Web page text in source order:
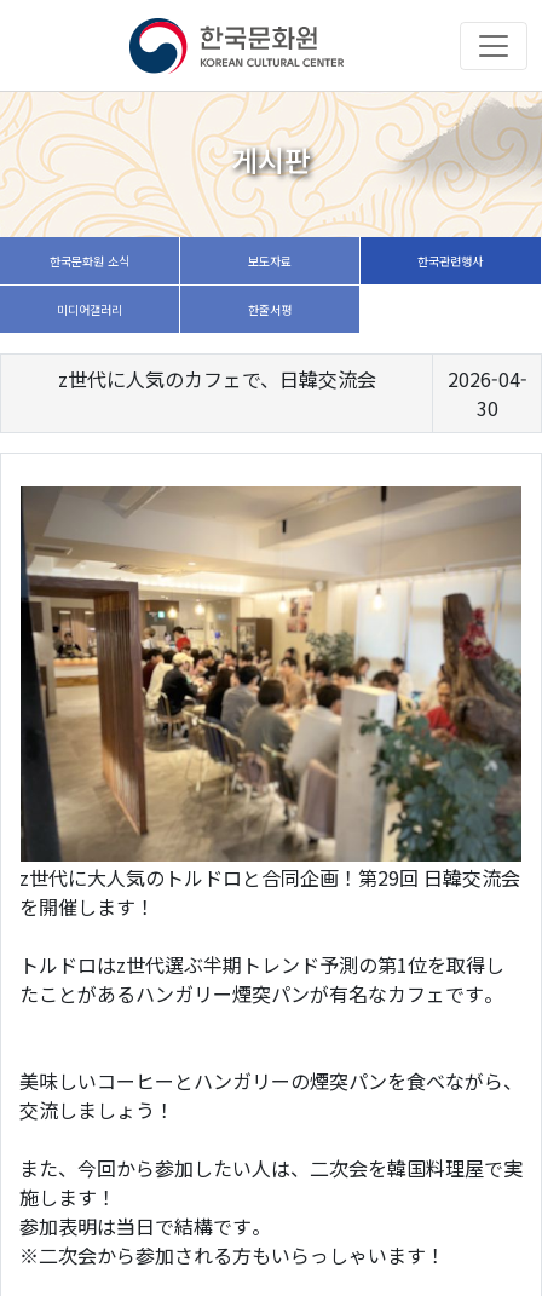
게시판
한국문화원 소식 보도자료 한국관련행사
미디어갤러리 한줄서평
z世代に人気のカフェで、日韓交流会
2026-04-
30
z世代に大人気のトルドロと合同企画！第29回 日韓交流会
を開催します！
トルドロはz世代選ぶ半期トレンド予測の第1位を取得し
たことがあるハンガリー煙突パンが有名なカフェです。
美味しいコーヒーとハンガリーの煙突パンを食べながら、
交流しましょう！
また、今回から参加したい人は、二次会を韓国料理屋で実
施します！
参加表明は当日で結構です。
※二次会から参加される方もいらっしゃいます！